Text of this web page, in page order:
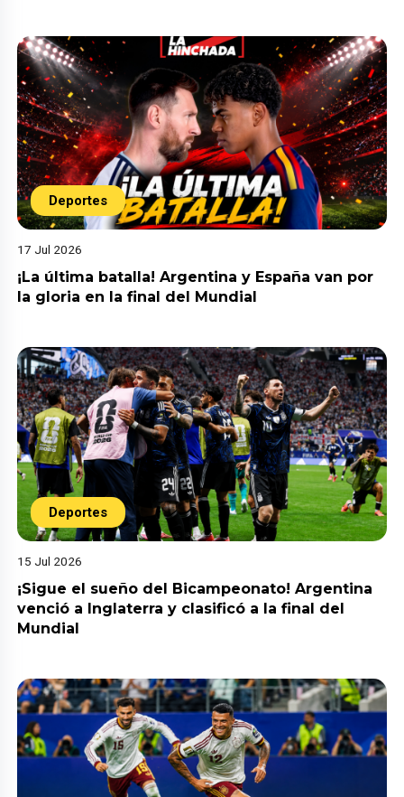
Deportes
17 Jul 2026
¡La última batalla! Argentina y España van por
la gloria en la final del Mundial
Deportes
15 Jul 2026
¡Sigue el sueño del Bicampeonato! Argentina
venció a Inglaterra y clasificó a la final del
Mundial